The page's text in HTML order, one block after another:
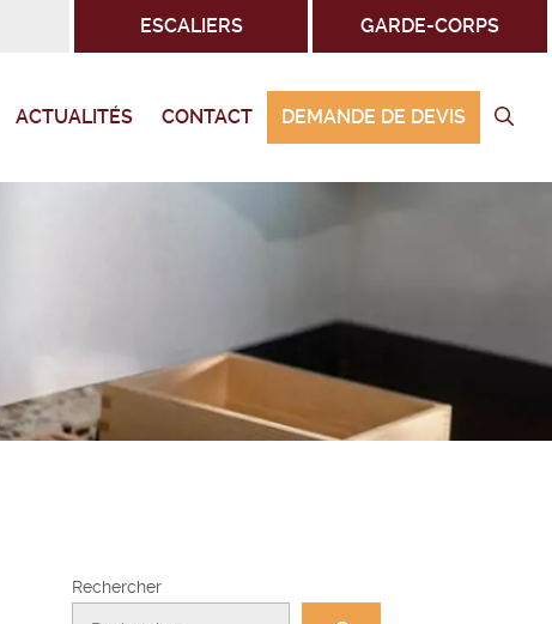
ESCALIERS GARDE-CORPS
ACTUALITÉS CONTACT DEMANDE DE DEVIS
Rechercher